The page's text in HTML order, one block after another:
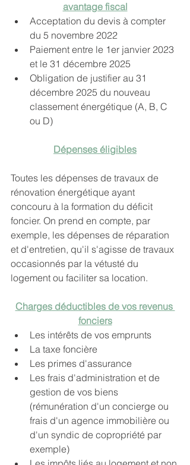
avantage fiscal
Acceptation du devis à compter
du 5 novembre 2022
Paiement entre le 1er janvier 2023
et le 31 décembre 2025
Obligation de justifier au 31
décembre 2025 du nouveau
classement énergétique (A, B, C
ou D)
Dépenses éligibles
Toutes les dépenses de travaux de
rénovation énergétique ayant
concouru à la formation du déficit
foncier. On prend en compte, par
exemple, les dépenses de réparation
et d'entretien, qu'il s'agisse de travaux
occasionnés par la vétusté du
logement ou faciliter sa location.
Charges déductibles de vos revenus
fonciers
Les intérêts de vos emprunts
La taxe foncière
Les primes d'assurance
Les frais d'administration et de
gestion de vos biens
(rémunération d'un concierge ou
frais d'un agence immobilière ou
d'un syndic de copropriété par
exemple)